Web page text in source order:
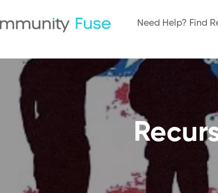
Need Help? Find